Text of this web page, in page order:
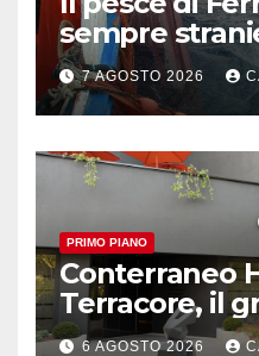
sempre
in sofferenza
7 AGOSTO 2026
PRIMO PIANO
Conterraneo
Terracore, il
amplia l’
6 AGOSTO 2026